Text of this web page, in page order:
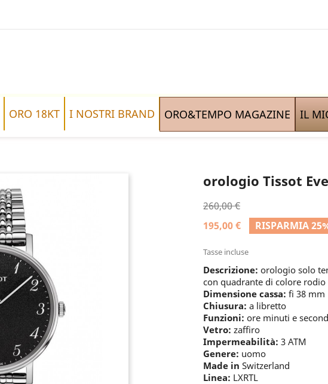
ORO 18KT I NOSTRI BRAND ORO&TEMPO MAGAZINE IL
orologio Tissot
260,00 €
195,00 €
RISPARMIA
Tasse incluse
Descrizione: orologio solo
con quadrante di colore rodio
Dimensione cassa: fi 38 mm
Chiusura: a libretto
Funzioni: ore minuti e
Vetro: zaffiro
Impermeabilità: 3 ATM
Genere: uomo
Made in Switzerland
Linea: LXRTL